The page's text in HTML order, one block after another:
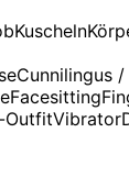
Kuscheln
Cunnilingus
Facesitting
OutfitVibrator